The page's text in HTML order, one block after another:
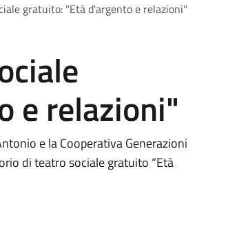
gratuito: "Età d'argento e relazioni"
e relazioni"
e la Cooperativa Generazioni
di teatro sociale gratuito “Età